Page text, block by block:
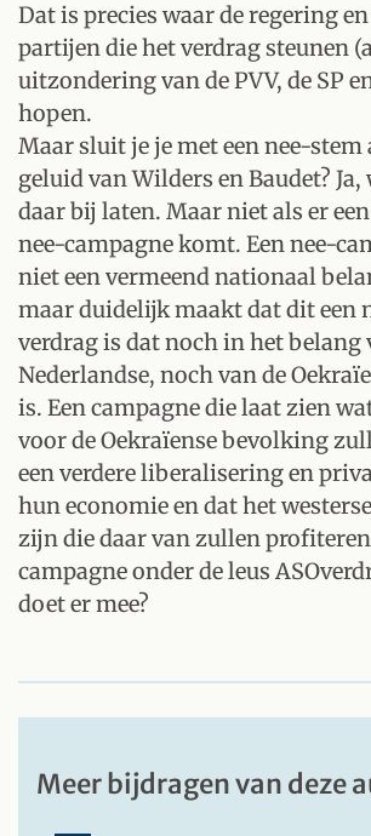
Dat is precies waar de regering
partijen die het verdrag steunen
uitzondering van de PVV, de SP
hopen.
Maar sluit je je met een nee-stem
geluid van Wilders en Baudet? Ja,
daar bij laten. Maar niet als er
nee-campagne komt. Een nee-
niet een vermeend nationaal
maar duidelijk maakt dat dit een
verdrag is dat noch in het belang
Nederlandse, noch van de
is. Een campagne die laat zien
voor de Oekraïense bevolking
een verdere liberalisering en
hun economie en dat het
zijn die daar van zullen
campagne onder de leus
doet er mee?
Meer bijdragen van deze